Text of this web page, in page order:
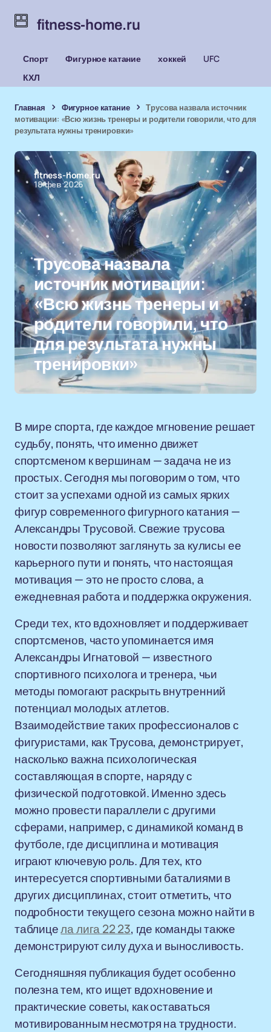
fitness-home.ru
Спорт Фигурное катание хоккей
UFC
КХЛ
Главная Фигурное катание
Трусова назвала источник
мотивации: «Всю жизнь тренеры и родители говорили, что для
результата нужны тренировки»
fitness-home.ru
18 фев 2026
Трусова назвала
источник мотивации:
«Всю жизнь тренеры и
родители говорили, что
для результата нужны
тренировки»
В мире спорта, где каждое мгновение решает
судьбу, понять, что именно движет
спортсменом к вершинам — задача не из
простых. Сегодня мы поговорим о том, что
стоит за успехами одной из самых ярких
фигур современного фигурного катания —
Александры Трусовой. Свежие трусова
новости позволяют заглянуть за кулисы ее
карьерного пути и понять, что настоящая
мотивация — это не просто слова, а
ежедневная работа и поддержка окружения.
Среди тех, кто вдохновляет и поддерживает
спортсменов, часто упоминается имя
Александры Игнатовой — известного
спортивного психолога и тренера, чьи
методы помогают раскрыть внутренний
потенциал молодых атлетов.
Взаимодействие таких профессионалов с
фигуристами, как Трусова, демонстрирует,
насколько важна психологическая
составляющая в спорте, наряду с
физической подготовкой. Именно здесь
можно провести параллели с другими
сферами, например, с динамикой команд в
футболе, где дисциплина и мотивация
играют ключевую роль. Для тех, кто
интересуется спортивными баталиями в
других дисциплинах, стоит отметить, что
подробности текущего сезона можно найти в
таблицела лига 22 23, где команды также
демонстрируют силу духа и выносливость.
Сегодняшняя публикация будет особенно
полезна тем, кто ищет вдохновение и
практические советы, как оставаться
мотивированным несмотря на трудности.